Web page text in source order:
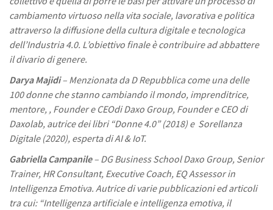
cambiamento virtuoso nella vita sociale, lavorativa e politica
attraverso la diffusione della cultura digitale e tecnologica
dell’Industria 4.0. L’obiettivo finale è contribuire ad abbattere
il divario di genere.
Darya Majidi– Menzionata da D Repubblica come una delle
100 donne che stanno cambiando il mondo, imprenditrice,
mentore, , Founder e CEOdi Daxo Group, Founder e CEO di
Daxolab, autrice dei libri “Donne 4.0” (2018) e Sorellanza
Digitale (2020), esperta di AI & IoT.
Gabriella Campanile– DG Business School Daxo Group, Senior
Trainer, HR Consultant, Executive Coach, EQ Assessor in
Intelligenza Emotiva. Autrice di varie pubblicazioni ed articoli
tra cui: “Intelligenza artificiale e intelligenza emotiva, il